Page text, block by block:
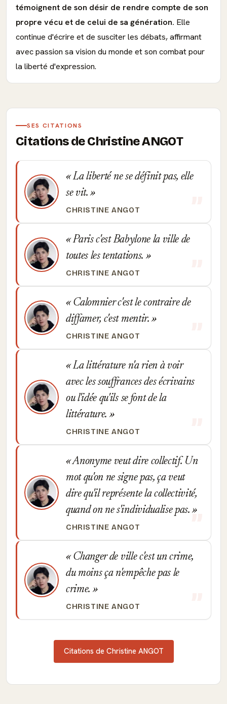
témoignent de son désir de rendre compte de son
propre vécu et de celui de sa génération. Elle
continue d'écrire et de susciter les débats, affirmant
avec passion sa vision du monde et son combat pour
la liberté d'expression.
SES CITATIONS
Citations de Christine ANGOT
La liberté ne se définit pas, elle
se vit.
CHRISTINE ANGOT
Paris c'est Babylone la ville de
toutes les tentations.
CHRISTINE ANGOT
Calomnier c'est le contraire de
diffamer, c'est mentir.
CHRISTINE ANGOT
La littérature n'a rien à voir
avec les souffrances des écrivains
ou l'idée qu'ils se font de la
littérature.
CHRISTINE ANGOT
Anonyme veut dire collectif. Un
mot qu'on ne signe pas, ça veut
dire qu'il représente la collectivité,
quand on ne s'individualise pas.
CHRISTINE ANGOT
Changer de ville c'est un crime,
du moins ça n'empêche pas le
crime.
CHRISTINE ANGOT
Citations de Christine ANGOT